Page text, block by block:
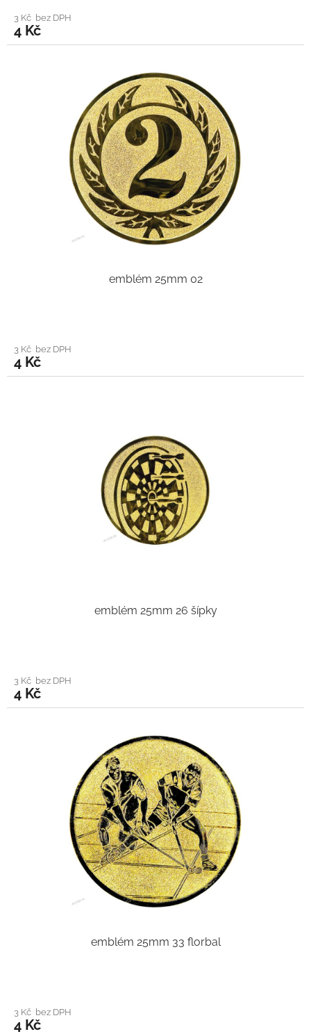
3 Kč bez DPH
4 Kč
emblém 25mm 02
3 Kč bez DPH
4 Kč
emblém 25mm 26 šípky
3 Kč bez DPH
4 Kč
emblém 25mm 33 florbal
3 Kč bez DPH
4 Kč